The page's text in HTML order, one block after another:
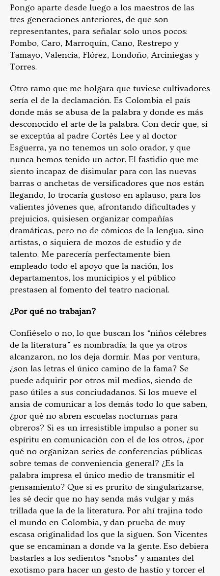
Pongo aparte desde luego a los maestros de las
tres generaciones anteriores, de que son
representantes, para señalar solo unos pocos:
Pombo, Caro, Marroquín, Cano, Restrepo y
Tamayo, Valencia, Flórez, Londoño, Arciniegas y
Torres.
Otro ramo que me holgara que tuviese cultivadores
sería el de la declamación. Es Colombia el país
donde más se abusa de la palabra y donde es más
desconocido el arte de la palabra. Con decir que, si
se exceptúa al padre Cortés Lee y al doctor
Esguerra, ya no tenemos un solo orador, y que
nunca hemos tenido un actor. El fastidio que me
siento incapaz de disimular para con las nuevas
barras o anchetas de versificadores que nos están
llegando, lo trocaría gustoso en aplauso, para los
valientes jóvenes que, afrontando dificultades y
prejuicios, quisiesen organizar compañías
dramáticas, pero no de cómicos de la lengua, sino
artistas, o siquiera de mozos de estudio y de
talento. Me parecería perfectamente bien
empleado todo el apoyo que la nación, los
departamentos, los municipios y el público
prestasen al fomento del teatro nacional.
¿Por qué no trabajan?
Confiéselo o no, lo que buscan los “niños célebres
de la literatura” es nombradía; la que ya otros
alcanzaron, no los deja dormir. Mas por ventura,
¿son las letras el único camino de la fama? Se
puede adquirir por otros mil medios, siendo de
paso útiles a sus conciudadanos. Si los mueve el
ansia de comunicar a los demás todo lo que saben,
¿por qué no abren escuelas nocturnas para
obreros? Si es un irresistible impulso a poner su
espíritu en comunicación con el de los otros, ¿por
qué no organizan series de conferencias públicas
sobre temas de conveniencia general? ¿Es la
palabra impresa el único medio de transmitir el
pensamiento? Que si es prurito de singularizarse,
les sé decir que no hay senda más vulgar y más
trillada que la de la literatura. Por ahí trajina todo
el mundo en Colombia, y dan prueba de muy
escasa originalidad los que la siguen. Son Vicentes
que se encaminan a donde va la gente. Eso debiera
bastarles a los sedientos “snobs” y amantes del
exotismo para hacer un gesto de hastío y torcer el